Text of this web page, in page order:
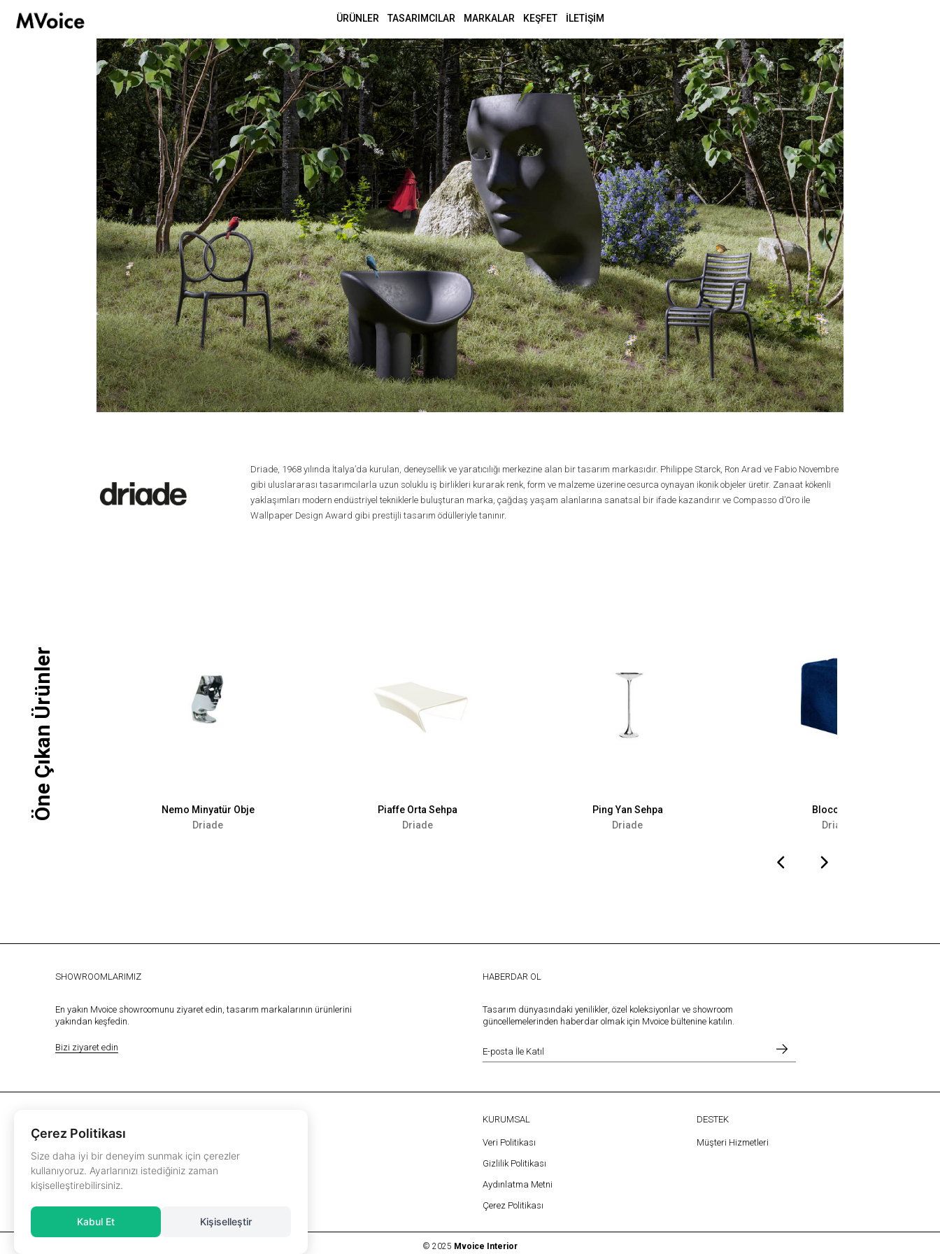
ÜRÜNLER TASARIMCILAR MARKALAR KEŞFET İLETİŞİM
Driade, 1968 yılında İtalya’da kurulan, deneysellik ve yaratıcılığı merkezine alan bir tasarım markasıdır. Philippe Starck, Ron Arad ve Fabio Novembre
gibi uluslararası tasarımcılarla uzun soluklu iş birlikleri kurarak renk, form ve malzeme üzerine cesurca oynayan ikonik objeler üretir. Zanaat kökenli
yaklaşımları modern endüstriyel tekniklerle buluşturan marka, çağdaş yaşam alanlarına sanatsal bir ifade kazandırır ve Compasso d’Oro ile
Wallpaper Design Award gibi prestijli tasarım ödülleriyle tanınır.
Öne Çıkan Ürünler
Nemo Minyatür Obje
Driade
Piaffe Orta Sehpa
Driade
Ping Yan Sehpa
Driade
Blocco Puf
Driade
SHOWROOMLARIMIZ
En yakın Mvoice showroomunu ziyaret edin, tasarım markalarının ürünlerini
yakından keşfedin.
Bizi ziyaret edin
HABERDAR OL
Tasarım dünyasındaki yenilikler, özel koleksiyonlar ve showroom
güncellemelerinden haberdar olmak için Mvoice bültenine katılın.
KURUMSAL
Veri Politikası
Gizlilik Politikası
Aydınlatma Metni
Çerez Politikası
DESTEK
Müşteri Hizmetleri
instagram.com/mvoiceinterior
mvoice@mvoicemobilya.com
© 2025 Mvoice Interior
Çerez Politikası
Size daha iyi bir deneyim sunmak için çerezler
kullanıyoruz. Ayarlarınızı istediğiniz zaman
kişiselleştirebilirsiniz.
Kabul Et Kişiselleştir